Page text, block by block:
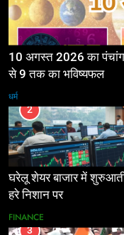
10 अगस्त 2026 का
से 9 तक का भविष्यफल
धर्म
2
घरेलू शेयर बाजार में
हरे निशान पर
FINANCE
3